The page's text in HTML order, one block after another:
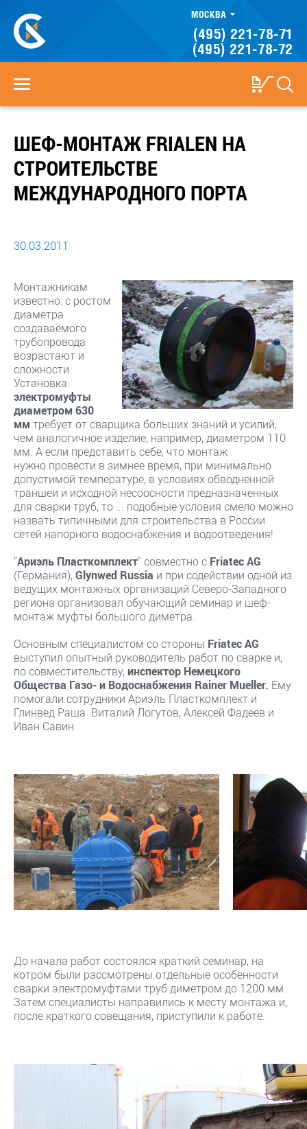
МОСКВА
(495) 221-78-71
(495) 221-78-72
ШЕФ-МОНТАЖ FRIALEN НА
СТРОИТЕЛЬСТВЕ
МЕЖДУНАРОДНОГО ПОРТА
30.03.2011
Монтажникам
известно: с ростом
диаметра
создаваемого
трубопровода
возрастают и
сложности.
Установка
электромуфты
диаметром 630
мм требует от сварщика больших знаний и усилий,
чем аналогичное изделие, например, диаметром 110
мм. А если представить себе, что монтаж
нужно провести в зимнее время, при минимально
допустимой температуре, в условиях обводненной
траншеи и исходной несоосности предназначенных
для сварки труб, то ... подобные условия смело можно
назвать типичными для строительства в России
сетей напорного водоснабжения и водоотведения!
"Ариэль Пласткомплект" совместно с Friatec AG
(Германия), Glynwed Russia и при содействии одной из
ведущих монтажных организаций Северо-Западного
региона организовал обучающий семинар и шеф-
монтаж муфты большого диметра.
Основным специалистом со стороны Friatec AG
выступил опытный руководитель работ по сварке и,
по совместительству, инспектор Немецкого
Общества Газо- и Водоснабжения Rainer Mueller. Ему
помогали сотрудники Ариэль Пласткомплект и
Глинвед Раша Виталий Логутов, Алексей Фадеев и
Иван Савин.
До начала работ состоялся краткий семинар, на
котром были рассмотрены отдельные особенности
сварки электромуфтами труб диметром до 1200 мм.
Затем специалисты направились к месту монтажа и,
после краткого совещания, приступили к работе.